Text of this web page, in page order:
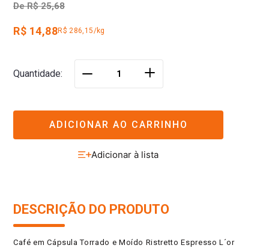
De R$ 25,68
R$ 14,88R$ 286,15/kg
Quantidade ＋
ADICIONAR AO CARRINHO
DESCRIÇÃO DO PRODUTO
Café em Cápsula Torrado e Moído Ristretto Espresso L´or